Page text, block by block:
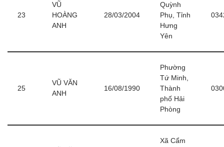
23
VŨ
HOÀNG
ANH
28/03/2004
Quỳnh
Phụ, Tỉnh
Hưng
Yên
25
VŨ VĂN
ANH
16/08/1990
Phường
Tứ Minh,
Thành
phố Hải
Phòng
Xã Cẩm